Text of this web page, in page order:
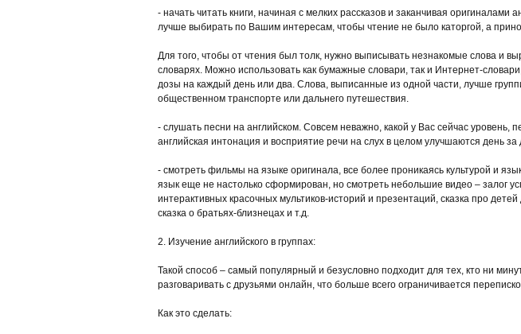
- начать читать книги, начиная с мелких рассказов и заканчивая
лучше выбирать по Вашим интересам, чтобы чтение не было каторгой, а
Для того, чтобы от чтения был толк, нужно выписывать незнакомые слова и
словарях. Можно использовать как бумажные словари, так и Интернет-
дозы на каждый день или два. Слова, выписанные из одной части, лучше
общественном транспорте или дальнего путешествия.
- слушать песни на английском. Совсем неважно, какой у Вас сейчас
английская интонация и восприятие речи на слух в целом улучшаются день за
- смотреть фильмы на языке оригинала, все более проникаясь культурой и
язык еще не настолько сформирован, но смотреть небольшие видео – залог
интерактивных красочных мультиков-историй и презентаций, сказка про
сказка о братьях-близнецах и т.д.
2. Изучение английского в группах:
Такой способ – самый популярный и безусловно подходит для тех, кто ни
разговаривать с друзьями онлайн, что больше всего ограничивается
Как это сделать: